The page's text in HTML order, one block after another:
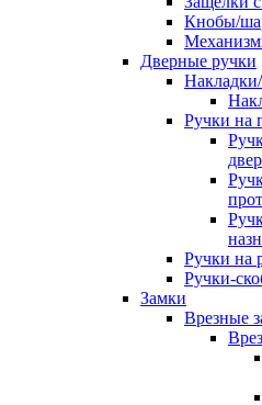
Кнобы/
Дверные ручки
Накладки/
Ручки на
Ручки на
Ручки-
Замки
Врезные